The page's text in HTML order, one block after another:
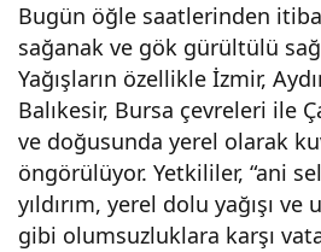
Bugün öğle saatlerinden
sağanak ve gök gürültülü
Yağışların özellikle İzmir,
Balıkesir, Bursa çevreleri ile
ve doğusunda yerel olarak
öngörülüyor. Yetkililer, “ani
yıldırım, yerel dolu yağışı
gibi olumsuzluklara karşı
alar
m:
Kuv
vetli